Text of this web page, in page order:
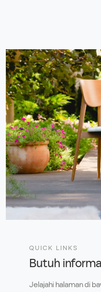
QUICK LINKS
Butuh
Jelajahi halaman di